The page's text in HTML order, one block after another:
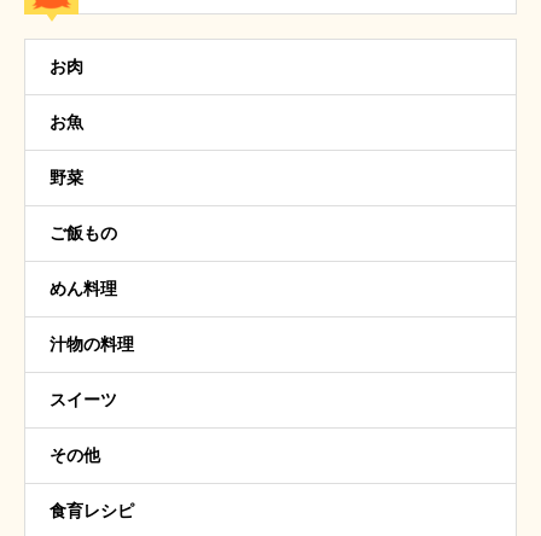
お肉
お魚
野菜
ご飯もの
めん料理
汁物の料理
スイーツ
その他
食育レシピ